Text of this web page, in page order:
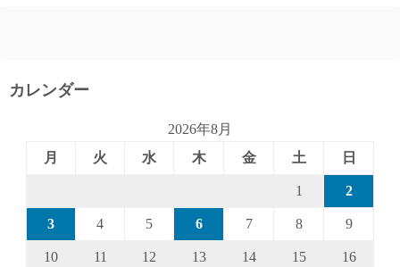
カレンダー
2026年8月
月
火 水 木 金 土 日
1 2
3 4 5 6 7 8 9
10 11 12 13 14 15 16